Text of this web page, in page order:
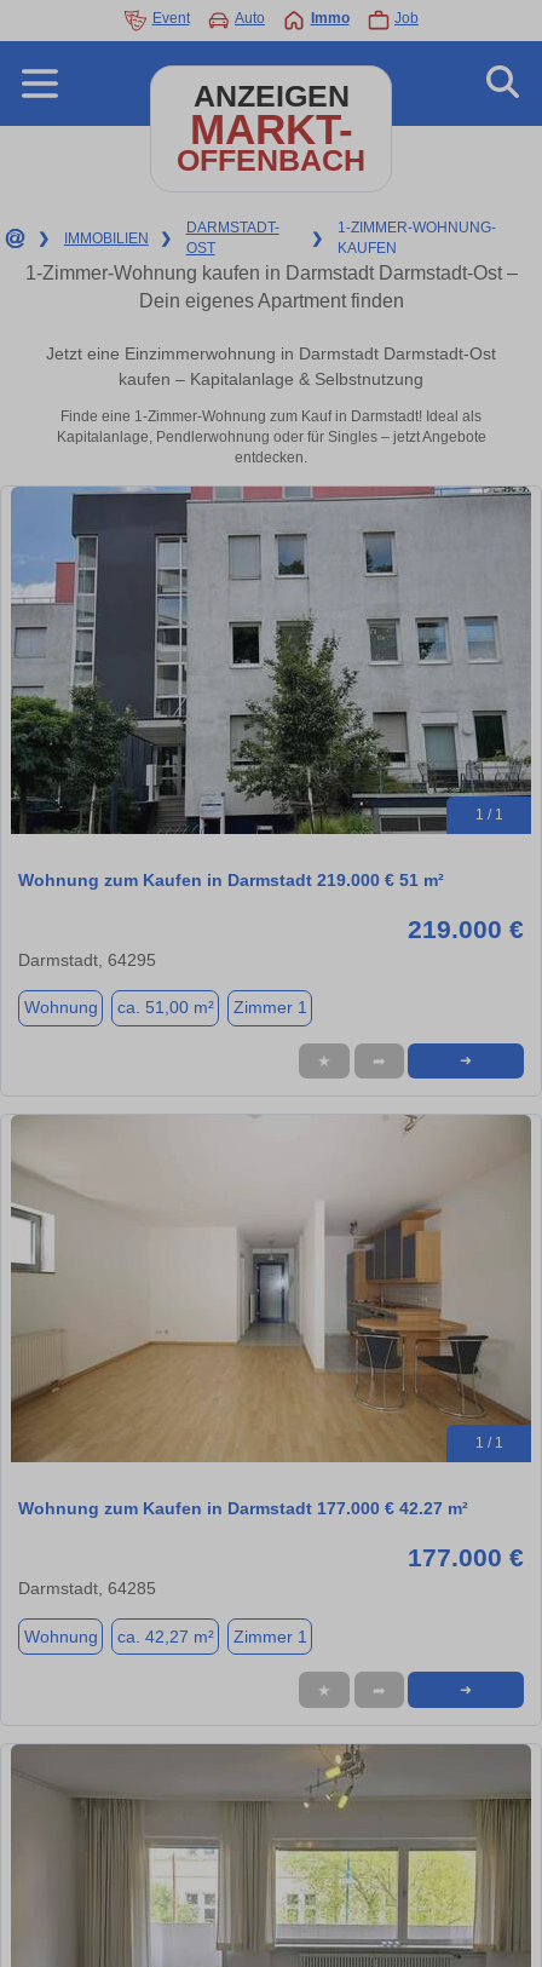
Event Auto Immo Job
ANZEIGEN
MARKT-
OFFENBACH
❯ IMMOBILIEN ❯
DARMSTADT-
OST
❯
1-ZIMMER-WOHNUNG-
KAUFEN
1-Zimmer-Wohnung kaufen in Darmstadt Darmstadt-Ost –
Dein eigenes Apartment finden
Jetzt eine Einzimmerwohnung in Darmstadt Darmstadt-Ost
kaufen – Kapitalanlage & Selbstnutzung
Finde eine 1-Zimmer-Wohnung zum Kauf in Darmstadt! Ideal als
Kapitalanlage, Pendlerwohnung oder für Singles – jetzt Angebote
entdecken.
1 / 1
Wohnung zum Kaufen in Darmstadt 219.000 € 51 m²
219.000 €
Darmstadt, 64295
Wohnung ca. 51,00 m² Zimmer 1
★ ➦ ➜
1 / 1
Wohnung zum Kaufen in Darmstadt 177.000 € 42.27 m²
177.000 €
Darmstadt, 64285
Wohnung ca. 42,27 m² Zimmer 1
★ ➦ ➜